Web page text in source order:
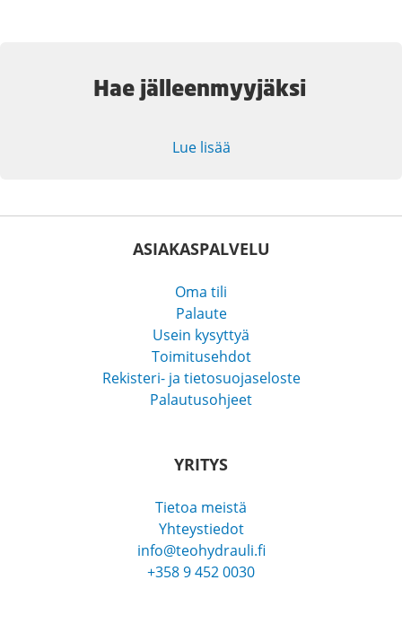
Hae jälleenmyyjäksi
Lue lisää
ASIAKASPALVELU
Oma tili
Palaute
Usein kysyttyä
Toimitusehdot
Rekisteri- ja tietosuojaseloste
Palautusohjeet
YRITYS
Tietoa meistä
Yhteystiedot
info@teohydrauli.fi
+358 9 452 0030